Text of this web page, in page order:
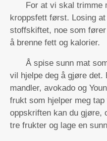
For at vi skal trimme
kroppsfett først. Losing
stoffskiftet, noe som
å brenne fett og kalorier.
Å spise sunn mat
vil hjelpe deg å gjøre det.
mandler, avokado og
frukt som hjelper meg
oppskriften kan du gjøre,
tre frukter og lage en